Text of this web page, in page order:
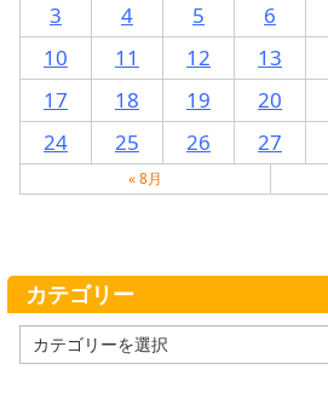
3
4 5 6
10
11 12 13
17
18 19 20
24
25 26 27
« 8月
カテゴリー
テ